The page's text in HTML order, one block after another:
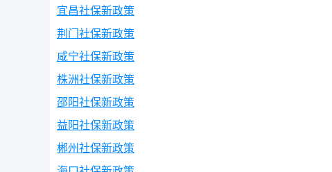
宜昌社保新政策
荆门社保新政策
咸宁社保新政策
株洲社保新政策
邵阳社保新政策
益阳社保新政策
郴州社保新政策